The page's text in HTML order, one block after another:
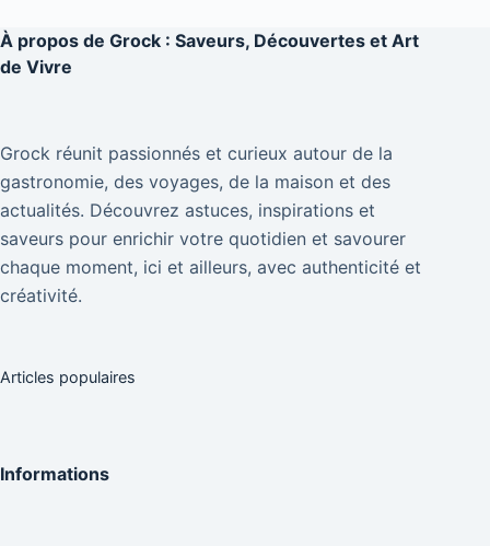
À propos de Grock : Saveurs, Découvertes et Art
de Vivre
Grock réunit passionnés et curieux autour de la
gastronomie, des voyages, de la maison et des
actualités. Découvrez astuces, inspirations et
saveurs pour enrichir votre quotidien et savourer
chaque moment, ici et ailleurs, avec authenticité et
créativité.
Articles populaires
Informations